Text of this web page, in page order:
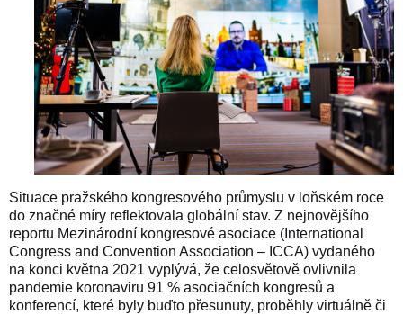
Situace pražského kongresového průmyslu v loňském roce
do značné míry reflektovala globální stav. Z nejnovějšího
reportu Mezinárodní kongresové asociace (International
Congress and Convention Association – ICCA) vydaného
na konci května 2021 vyplývá, že celosvětově ovlivnila
pandemie koronaviru 91 % asociačních kongresů a
konferencí, které byly buďto přesunuty, proběhly virtuálně či